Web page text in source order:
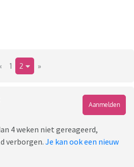
1 2 »
Aanmelden
4 weken niet gereageerd,
verborgen. Je kan ook een nieuw